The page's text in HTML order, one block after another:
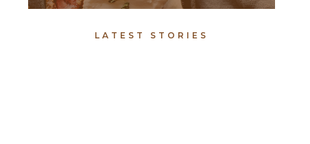
LATEST STORIES